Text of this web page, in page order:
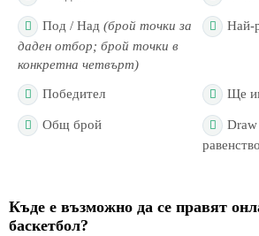
Под / Над (брой точки за
даден отбор; брой точки в
конкретна четвърт)
Най-
Победител Ще
Общ брой
равенство
Къде е възможно да се правят
баскетбол?